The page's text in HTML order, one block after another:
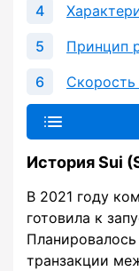
Принцип
Скорость
История Sui
В 2021 году
готовила к
транзакции